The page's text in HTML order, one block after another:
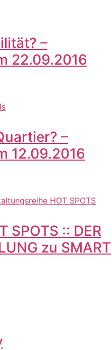
–
22.09.2016
–
12.09.2016
SPOTS :: DER
zu SMART